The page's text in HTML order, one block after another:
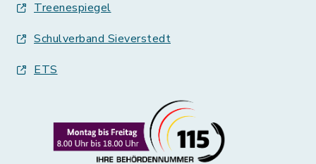
Treenespiegel
Schulverband Sieverstedt
ETS